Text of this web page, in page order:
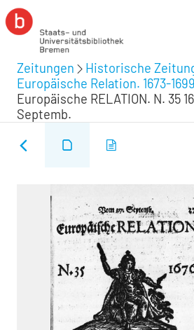
Zeitungen Historische
Europäische Relation. 1673-1699
Europäische RELATION. N. 35
Septemb.